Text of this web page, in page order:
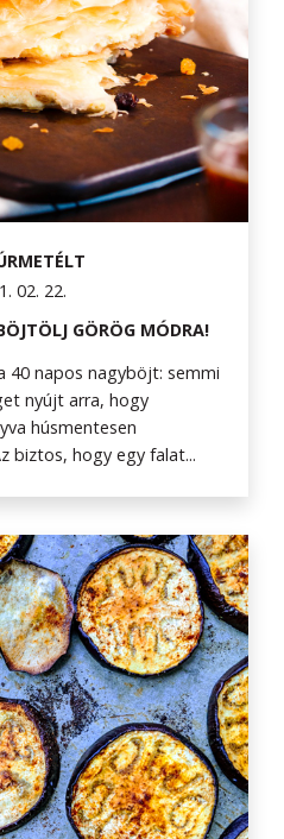
02. 22.
GÖRÖG MÓDRA!
40 napos nagyböjt: semmi
nyújt arra, hogy
húsmentesen
biztos, hogy egy falat...